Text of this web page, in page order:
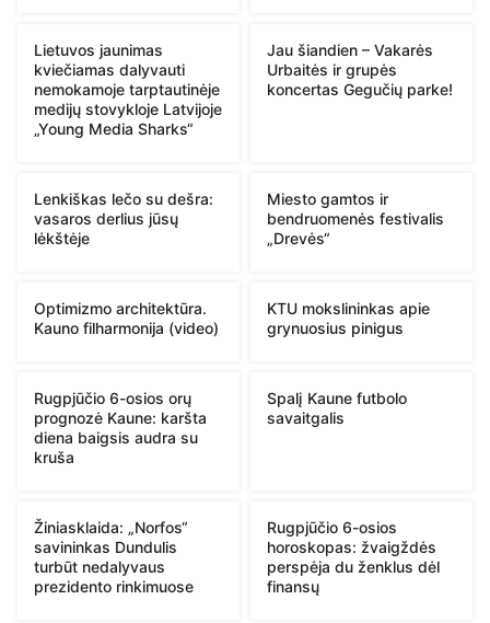
Lietuvos jaunimas
kviečiamas dalyvauti
nemokamoje tarptautinėje
medijų stovykloje Latvijoje
„Young Media Sharks“
Jau šiandien – Vakarės
Urbaitės ir grupės
koncertas Gegučių parke!
Lenkiškas lečo su dešra:
vasaros derlius jūsų
lėkštėje
Miesto gamtos ir
bendruomenės festivalis
„Drevės“
Optimizmo architektūra.
Kauno filharmonija (video)
KTU mokslininkas apie
grynuosius pinigus
Rugpjūčio 6-osios orų
prognozė Kaune: karšta
diena baigsis audra su
kruša
Spalį Kaune futbolo
savaitgalis
Žiniasklaida: „Norfos“
savininkas Dundulis
turbūt nedalyvaus
prezidento rinkimuose
Rugpjūčio 6-osios
horoskopas: žvaigždės
perspėja du ženklus dėl
finansų